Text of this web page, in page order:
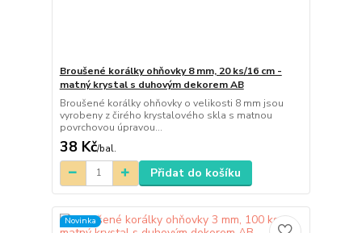
Broušené korálky ohňovky 8 mm, 20 ks/16 cm -
matný krystal s duhovým dekorem AB
Broušené korálky ohňovky o velikosti 8 mm jsou
vyrobeny z čirého krystalového skla s matnou
povrchovou úpravou...
38 Kč/bal.
Přidat do košíku
Novinka